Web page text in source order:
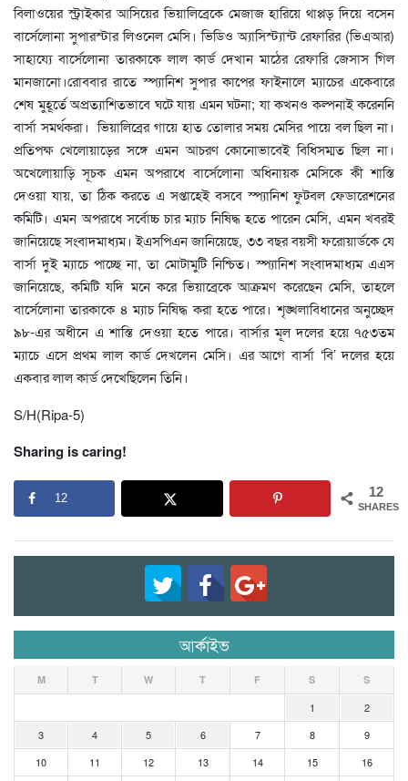
বিলাওয়ের স্ট্রাইকার আসিয়ের ভিয়ালিব্রেকে মেজাজ হারিয়ে থাপ্পড় দিয়ে বসেন
বার্সেলোনা সুপারস্টার লিওনেল মেসি। ভিডিও অ্যাসিস্ট্যান্ট রেফারির (ভিএআর)
সাহায্যে বার্সেলোনা তারকাকে লাল কার্ড দেখান মাঠের রেফারি জেসাস গিল
মানজানো।রোববার রাতে স্প্যানিশ সুপার কাপের ফাইনালে ম্যাচের একেবারে
শেষ মুহূর্তে অপ্রত্যাশিতভাবে ঘটে যায় এমন ঘটনা; যা কখনও কল্পনাই করেননি
বার্সা সমর্থকরা। ভিয়ালিব্রের গায়ে হাত তোলার সময় মেসির পায়ে বল ছিল না।
প্রতিপক্ষ খেলোয়াড়ের সঙ্গে এমন আচরণ কোনোভাবেই বিধিসম্মত ছিল না।
অখেলোয়াড়ি সূচক এমন অপরাধে বার্সেলোনা অধিনায়ক মেসিকে কী শাস্তি
দেওয়া যায়, তা ঠিক করতে এ সপ্তাহেই বসবে স্প্যানিশ ফুটবল ফেডারেশনের
কমিটি। এমন অপরাধে সর্বোচ্চ চার ম্যাচ নিষিদ্ধ হতে পারেন মেসি, এমন খবরই
জানিয়েছে সংবাদমাধ্যম। ইএসপিএন জানিয়েছে, ৩৩ বছর বয়সী ফরোয়ার্ডকে যে
বার্সা দুই ম্যাচে পাচ্ছে না, তা মোটামুটি নিশ্চিত। স্প্যানিশ সংবাদমাধ্যম এএস
জানিয়েছে, কমিটি যদি মনে করে ভিয়াব্রেকে আক্রমণ করেছেন মেসি, তাহলে
বার্সেলোনা তারকাকে ৪ ম্যাচ নিষিদ্ধ করা হতে পারে। শৃঙ্খলাবিধানের অনুচ্ছেদ
৯৮-এর অধীনে এ শাস্তি দেওয়া হতে পারে। বার্সার মূল দলের হয়ে ৭৫৩তম
ম্যাচে এসে প্রথম লাল কার্ড দেখলেন মেসি। এর আগে বার্সা ‘বি’ দলের হয়ে
একবার লাল কার্ড দেখেছিলেন তিনি।
S/H(Ripa-5)
Sharing is caring!
12
SHARES
12
আর্কাইভ
M T W T F S S
1
2
3
4 5 6 7 8
9
10
11 12 13 14 15
16